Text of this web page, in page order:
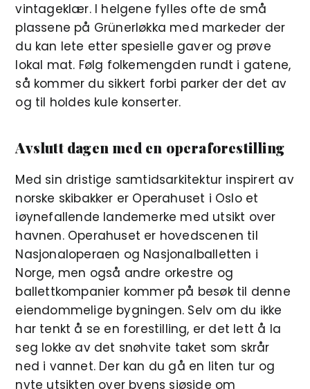
vintageklær. I helgene fylles ofte de små
plassene på Grünerløkka med markeder der
du kan lete etter spesielle gaver og prøve
lokal mat. Følg folkemengden rundt i gatene,
så kommer du sikkert forbi parker der det av
og til holdes kule konserter.
Avslutt dagen med en operaforestilling
Med sin dristige samtidsarkitektur inspirert av
norske skibakker er Operahuset i Oslo et
iøynefallende landemerke med utsikt over
havnen. Operahuset er hovedscenen til
Nasjonaloperaen og Nasjonalballetten i
Norge, men også andre orkestre og
ballettkompanier kommer på besøk til denne
eiendommelige bygningen. Selv om du ikke
har tenkt å se en forestilling, er det lett å la
seg lokke av det snøhvite taket som skrår
ned i vannet. Der kan du gå en liten tur og
nyte utsikten over byens sjøside om